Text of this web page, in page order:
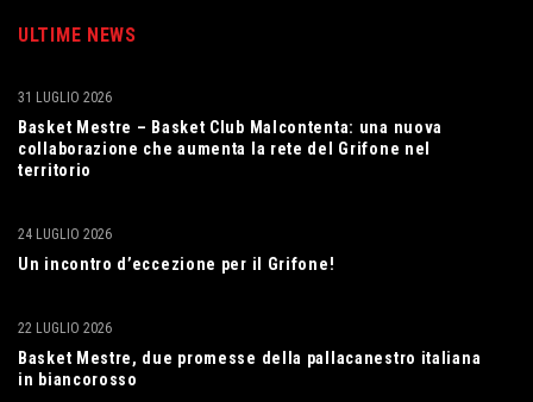
ULTIME NEWS
Basket Mestre – Basket Club Malcontenta: una nuova
collaborazione che aumenta la rete del Grifone nel
territorio
31 LUGLIO 2026
Un incontro d’eccezione per il Grifone!
24 LUGLIO 2026
Basket Mestre, due promesse della pallacanestro italiana
in biancorosso
22 LUGLIO 2026